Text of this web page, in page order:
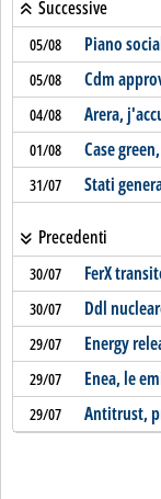
Successive
05/08 Piano
05/08 Cdm
04/08 Arera,
01/08 Case
31/07 Stati
Precedenti
30/07 FerX
30/07 Ddl
29/07 Energy
29/07 Enea, le
29/07 Antitrust,